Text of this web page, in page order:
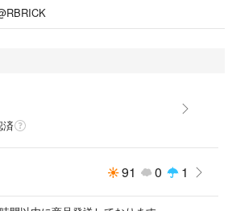
間以内にお手続きお願いします。
のご購入を宜しくお願いします。
済
91 0 1